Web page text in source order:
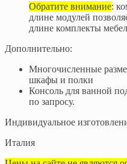
Обратите внимание:
длине модулей
длине комплекты
Дополнительно:
Многочисленные
шкафы и полки
Консоль для ванной
по запросу.
Индивидуальное
Италия